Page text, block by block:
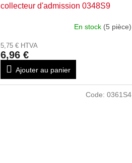
collecteur d'admission 0348S9
En stock (5 pièce)
5,75 € HTVA
6,96 €
Ajouter au panier
Code: 0361S4